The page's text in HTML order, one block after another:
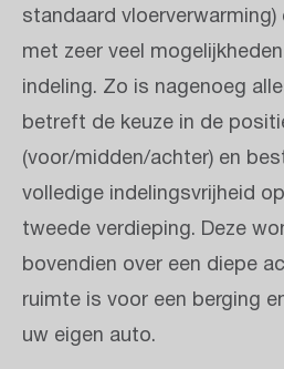
standaard
met zeer veel
indeling. Zo is nagenoeg
betreft de keuze in de
(voor/midden/achter) en
volledige indelingsvrijheid
tweede verdieping. Deze
bovendien over een diepe
ruimte is voor een berging
uw eigen auto.